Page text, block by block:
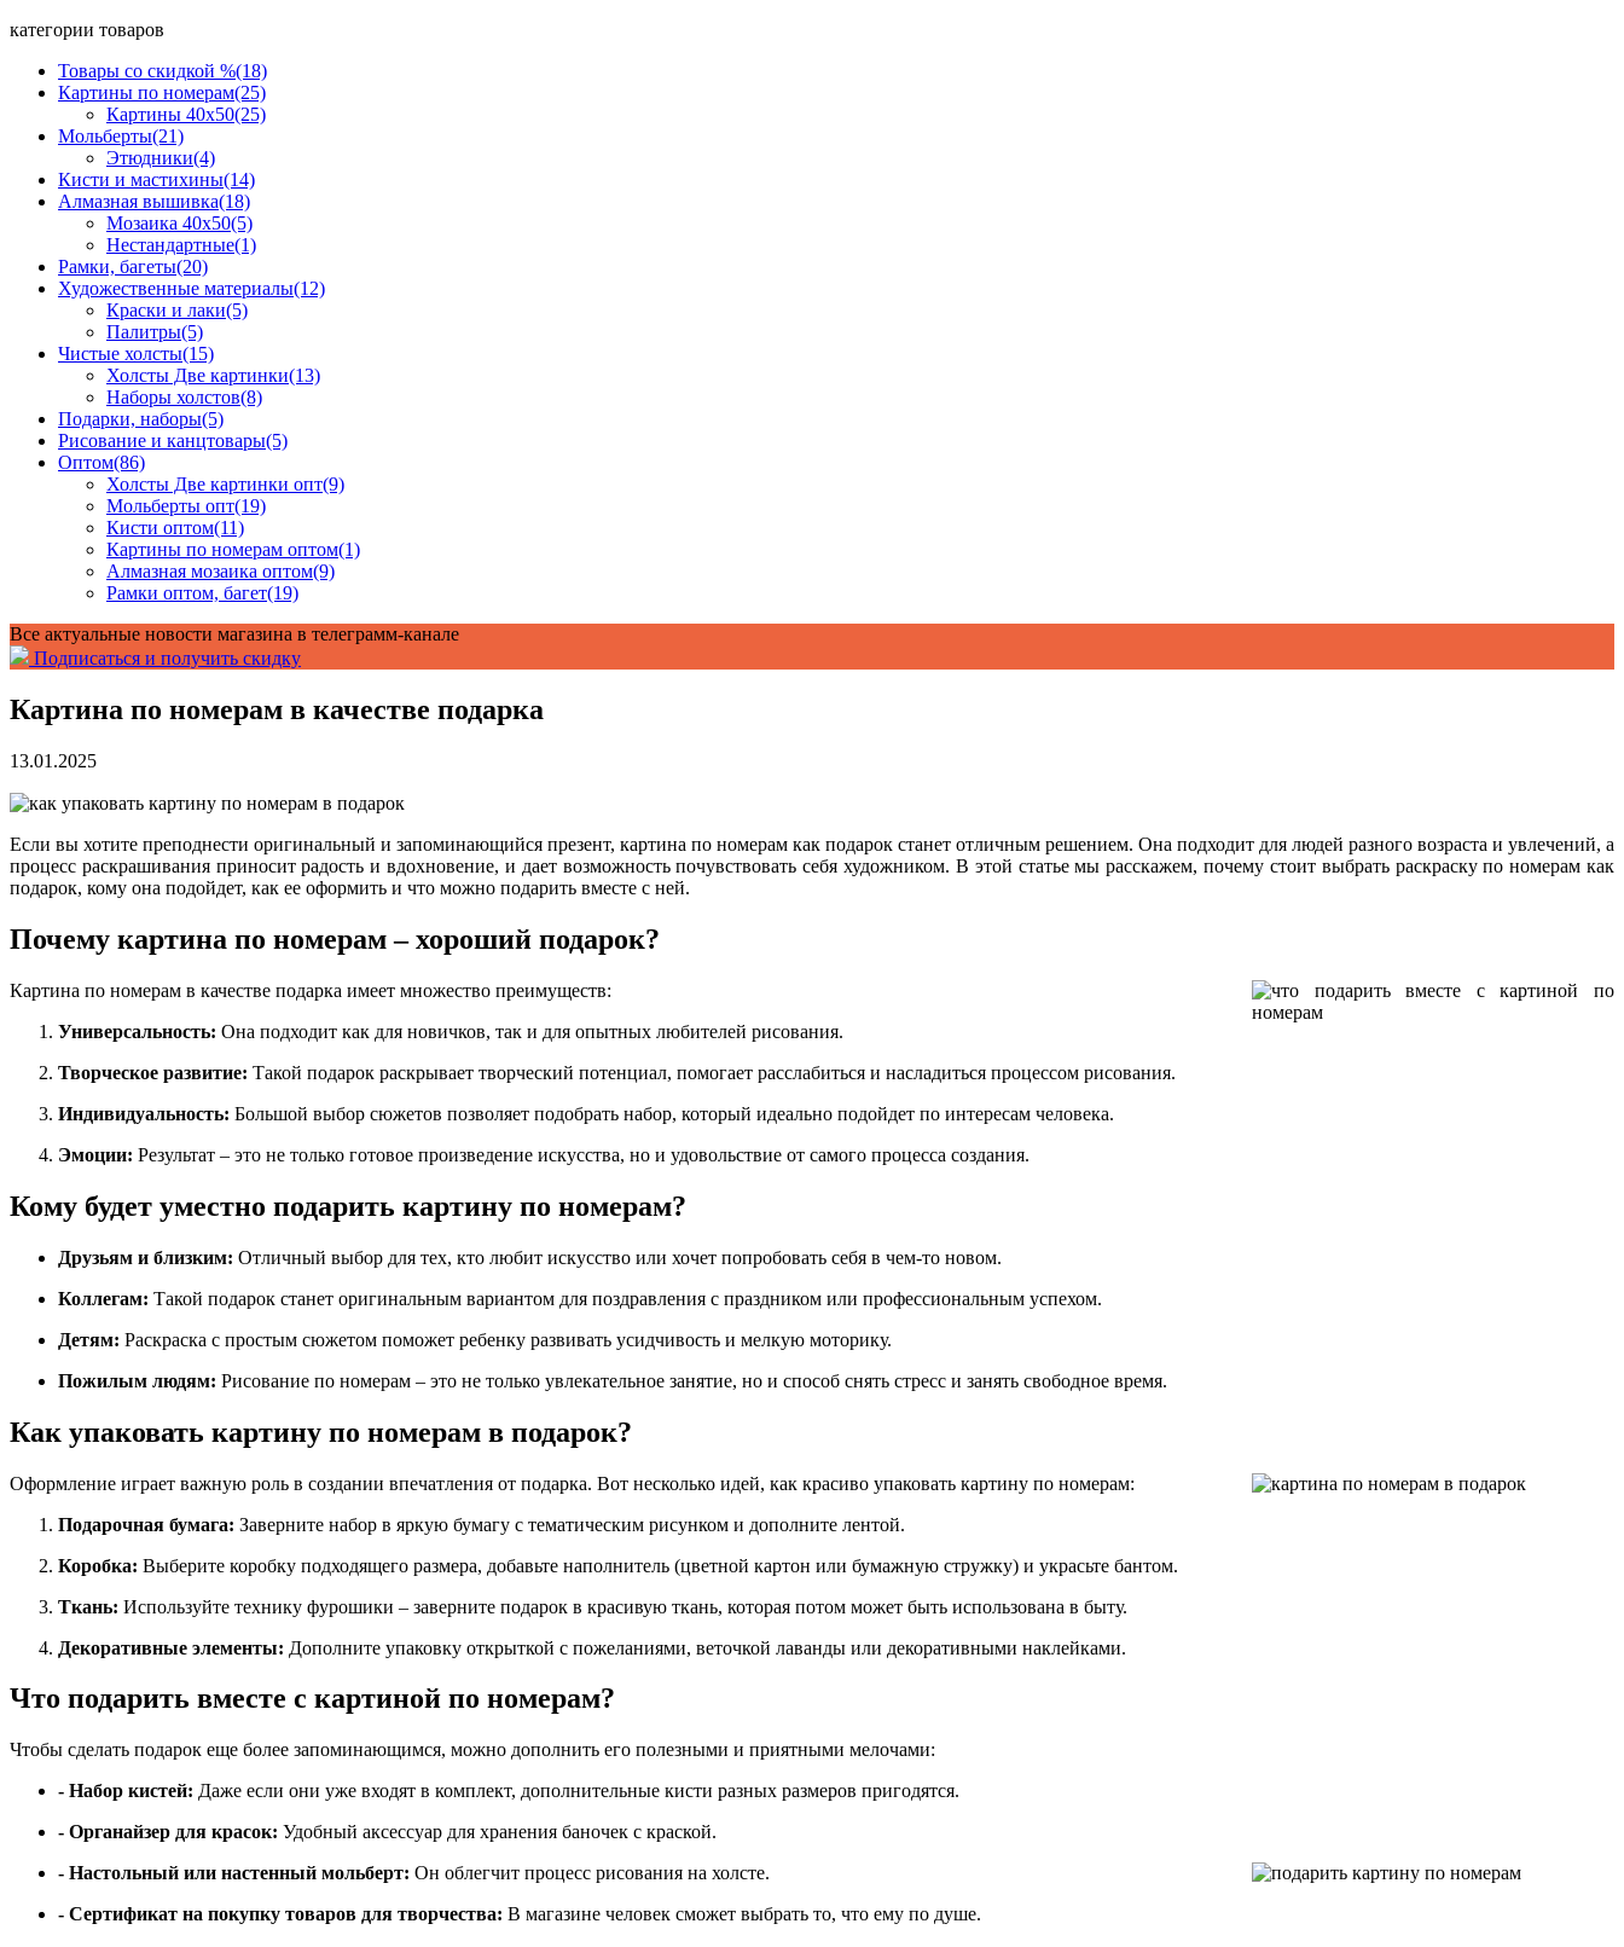
категории товаров
Товары со скидкой %(18)
Картины по номерам(25)
Картины 40x50(25)
Мольберты(21)
Этюдники(4)
Кисти и мастихины(14)
Алмазная вышивка(18)
Мозаика 40x50(5)
Нестандартные(1)
Рамки, багеты(20)
Художественные материалы(12)
Краски и лаки(5)
Палитры(5)
Чистые холсты(15)
Холсты Две картинки(13)
Наборы холстов(8)
Подарки, наборы(5)
Рисование и канцтовары(5)
Оптом(86)
Холсты Две картинки опт(9)
Мольберты опт(19)
Кисти оптом(11)
Картины по номерам оптом(1)
Алмазная мозаика оптом(9)
Рамки оптом, багет(19)
Все актуальные новости магазина в телеграмм-канале
Подписаться и получить скидку
Картина по номерам в качестве подарка
13.01.2025
Если вы хотите преподнести оригинальный и запоминающийся презент, картина по номерам как подарок станет отличным решением. Она подходит для людей разного возраста и увлечений, а
процесс раскрашивания приносит радость и вдохновение, и дает возможность почувствовать себя художником. В этой статье мы расскажем, почему стоит выбрать раскраску по номерам как
подарок, кому она подойдет, как ее оформить и что можно подарить вместе с ней.
Почему картина по номерам – хороший подарок?
Картина по номерам в качестве подарка имеет множество преимуществ:
Универсальность: Она подходит как для новичков, так и для опытных любителей рисования.
Творческое развитие: Такой подарок раскрывает творческий потенциал, помогает расслабиться и насладиться процессом рисования.
Индивидуальность: Большой выбор сюжетов позволяет подобрать набор, который идеально подойдет по интересам человека.
Эмоции: Результат – это не только готовое произведение искусства, но и удовольствие от самого процесса создания.
Кому будет уместно подарить картину по номерам?
Друзьям и близким: Отличный выбор для тех, кто любит искусство или хочет попробовать себя в чем-то новом.
Коллегам: Такой подарок станет оригинальным вариантом для поздравления с праздником или профессиональным успехом.
Детям: Раскраска с простым сюжетом поможет ребенку развивать усидчивость и мелкую моторику.
Пожилым людям: Рисование по номерам – это не только увлекательное занятие, но и способ снять стресс и занять свободное время.
Как упаковать картину по номерам в подарок?
Оформление играет важную роль в создании впечатления от подарка. Вот несколько идей, как красиво упаковать картину по номерам:
Подарочная бумага: Заверните набор в яркую бумагу с тематическим рисунком и дополните лентой.
Коробка: Выберите коробку подходящего размера, добавьте наполнитель (цветной картон или бумажную стружку) и украсьте бантом.
Ткань: Используйте технику фурошики – заверните подарок в красивую ткань, которая потом может быть использована в быту.
Декоративные элементы: Дополните упаковку открыткой с пожеланиями, веточкой лаванды или декоративными наклейками.
Что подарить вместе с картиной по номерам?
Чтобы сделать подарок еще более запоминающимся, можно дополнить его полезными и приятными мелочами:
- Набор кистей: Даже если они уже входят в комплект, дополнительные кисти разных размеров пригодятся.
- Органайзер для красок: Удобный аксессуар для хранения баночек с краской.
- Настольный или настенный мольберт: Он облегчит процесс рисования на холсте.
- Сертификат на покупку товаров для творчества: В магазине человек сможет выбрать то, что ему по душе.